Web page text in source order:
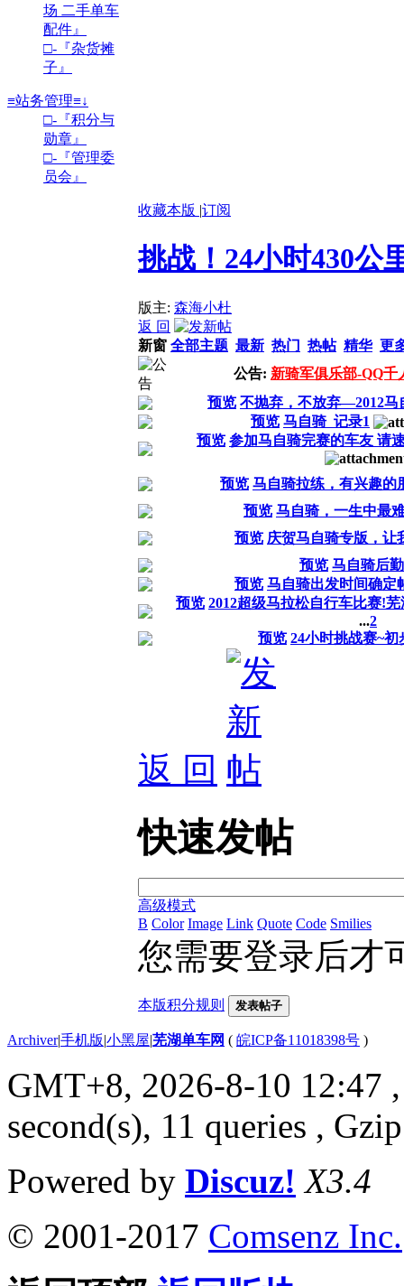
场 二手单车
配件』
□-『杂货摊
子』
≡站务管理≡↓
□-『积分与
勋章』
□-『管理委
员会』
收藏本版 |订阅
挑战！24小时430公
版主: 森海小杜
返 回
新窗 全部主题 最新 热门 热帖 精华 更
公告: 新骑军俱乐部-QQ千
预览 不抛弃，不放弃—2012马
预览 马自骑 记录1
预览 参加马自骑完赛的车友 请
预览 马自骑拉练，有兴趣的
预览 马自骑，一生中最
预览 庆贺马自骑专版，让
预览 马自骑后
预览 马自骑出发时间确定
预览 2012超级马拉松自行车比赛!
...2
预览 24小时挑战赛~初
返 回
快速发帖
高级模式
B Color Image Link Quote Code Smilies
您需要登录后才
本版积分规则 发表帖子
Archiver|手机版|小黑屋|芜湖单车网 ( 皖ICP备11018398号 )
GMT+8, 2026-8-10 12:47
second(s), 11 queries ,
Powered by Discuz! X3.4
© 2001-2017 Comsenz Inc.